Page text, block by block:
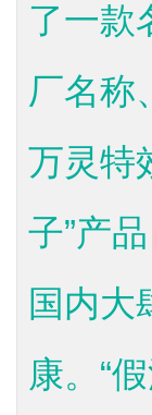
了一款
厂名称
万灵特
子”产
国内大
康。“